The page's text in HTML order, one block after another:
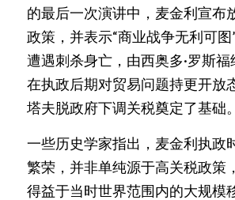
的最后一次演讲中，麦金利宣布
政策，并表示“商业战争无利可
遭遇刺杀身亡，由西奥多·罗斯
在执政后期对贸易问题持更开放
塔夫脱政府下调关税奠定了基础。
一些历史学家指出，麦金利执政
繁荣，并非单纯源于高关税政策
得益于当时世界范围内的大规模